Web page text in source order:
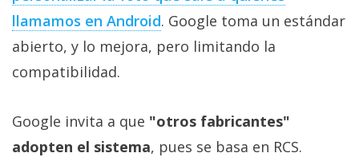
llamamos en Android. Google toma un estándar
abierto, y lo mejora, pero limitando la
compatibilidad.
Google invita a que "otros fabricantes"
adopten el sistema, pues se basa en RCS.